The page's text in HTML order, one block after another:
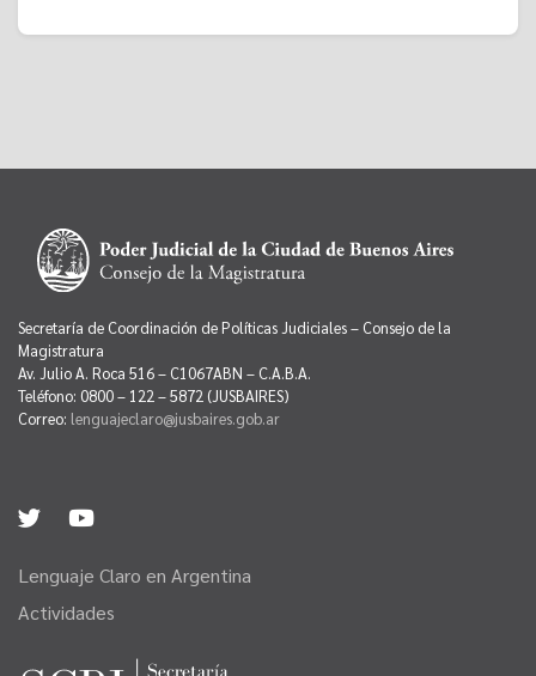
Secretaría de Coordinación de Políticas Judiciales – Consejo de la
Magistratura
Av. Julio A. Roca 516 – C1067ABN – C.A.B.A.
Teléfono: 0800 – 122 – 5872 (JUSBAIRES)
Correo: lenguajeclaro@jusbaires.gob.ar
Lenguaje Claro en Argentina
Actividades